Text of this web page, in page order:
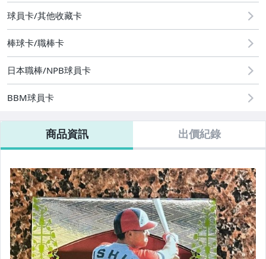
球員卡/其他收藏卡
棒球卡/職棒卡
日本職棒/NPB球員卡
BBM球員卡
商品資訊 出價紀錄